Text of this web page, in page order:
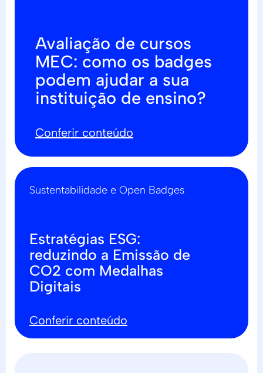
Avaliação de cursos
MEC: como os badges
podem ajudar a sua
instituição de ensino?
Conferir conteúdo
Sustentabilidade e Open Badges
Estratégias ESG:
reduzindo a Emissão de
CO2 com Medalhas
Digitais
Conferir conteúdo